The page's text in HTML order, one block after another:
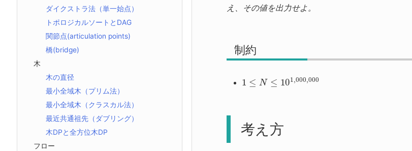
え、その値を出力せよ。
制約
1 ≤ N ≤ 101,000,000
考え方
ダイクストラ法（単一始点）
トポロジカルソートとDAG
関節点(articulation points)
橋(bridge)
木
木の直径
最小全域木（プリム法）
最小全域木（クラスカル法）
最近共通祖先（ダブリング）
木DPと全方位木DP
フロー